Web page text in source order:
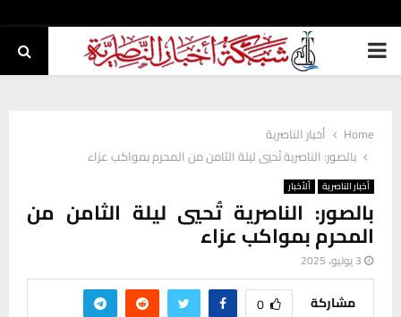
PRIMARY
Home
أخبار الناصرية
بالصور: الناصرية تُحيي ليلة الثامن من المحرم بمواكب عزاء
أخبار الناصرية ألأخبار
بالصور: الناصرية تُحيي ليلة الثامن من
المحرم بمواكب عزاء
3 يوليو، 2025
مشاركة 0